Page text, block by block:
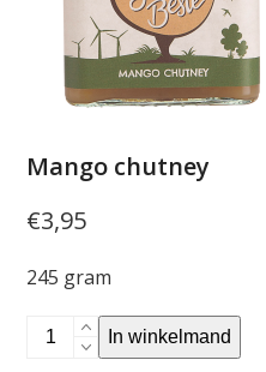
Mango chutney
€3,95
245 gram
Mango
chutney
In winkelmand